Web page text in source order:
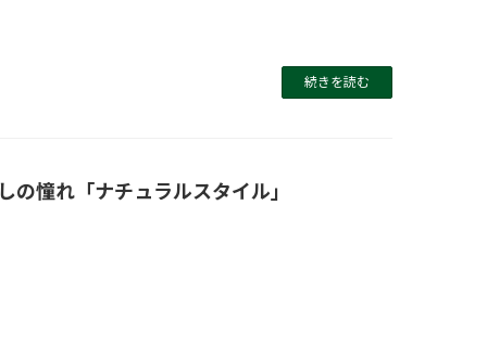
続きを読む
憧れ「ナチュラルスタイル」